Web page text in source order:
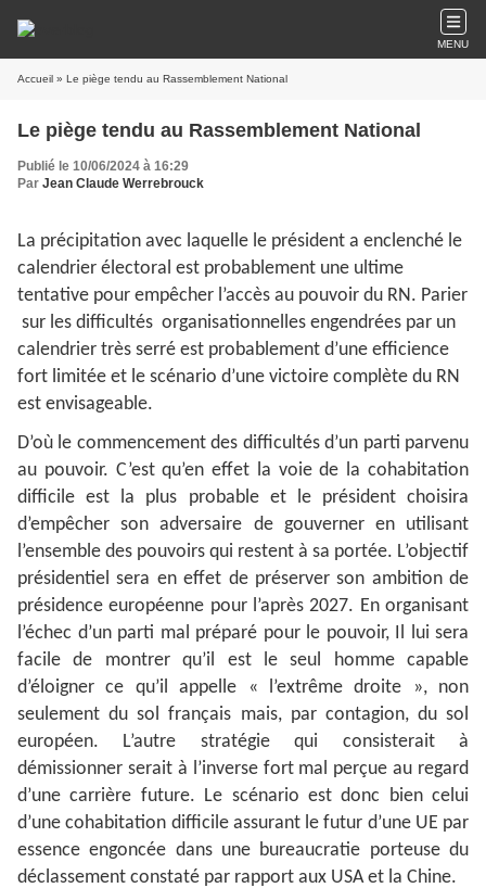
MENU
Accueil » Le piège tendu au Rassemblement National
Le piège tendu au Rassemblement National
Publié le 10/06/2024 à 16:29
Par Jean Claude Werrebrouck
La précipitation avec laquelle le président a enclenché le
calendrier électoral est probablement une ultime
tentative pour empêcher l’accès au pouvoir du RN. Parier
sur les difficultés organisationnelles engendrées par un
calendrier très serré est probablement d’une efficience
fort limitée et le scénario d’une victoire complète du RN
est envisageable.
D’où le commencement des difficultés d’un parti parvenu
au pouvoir. C’est qu’en effet la voie de la cohabitation
difficile est la plus probable et le président choisira
d’empêcher son adversaire de gouverner en utilisant
l’ensemble des pouvoirs qui restent à sa portée. L’objectif
présidentiel sera en effet de préserver son ambition de
présidence européenne pour l’après 2027. En organisant
l’échec d’un parti mal préparé pour le pouvoir, Il lui sera
facile de montrer qu’il est le seul homme capable
d’éloigner ce qu’il appelle « l’extrême droite », non
seulement du sol français mais, par contagion, du sol
européen. L’autre stratégie qui consisterait à
démissionner serait à l’inverse fort mal perçue au regard
d’une carrière future. Le scénario est donc bien celui
d’une cohabitation difficile assurant le futur d’une UE par
essence engoncée dans une bureaucratie porteuse du
déclassement constaté par rapport aux USA et la Chine.